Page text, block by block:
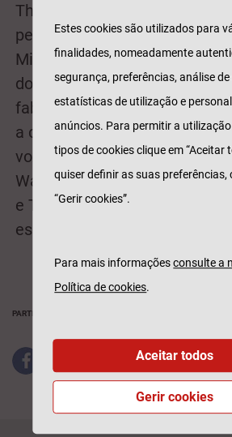
Them no baixo e Ramón Díaz
percussão, junta-se ainda o
Mir de modo a dar corpo a
dos Genesis; por ultimo, para
fabulosas letras de Peter
a cantora Mar, filha de
voz revelação do jazz catalão.
Watcher of the Skies, Firth of
e The musical box são alguns
escolhidos para os concertos
PARTILHAR
Estes cookies são utilizados para
finalidades, nomeadamente
segurança, preferências, análise de
estatísticas de utilização e
anúncios. Para permitir a
tipos de cookies clique em “Aceitar
quiser definir as suas preferências,
“Gerir cookies”.
Para mais informaçõesconsulte a
Política de cookies.
Gerir cookies
Aceitar todos